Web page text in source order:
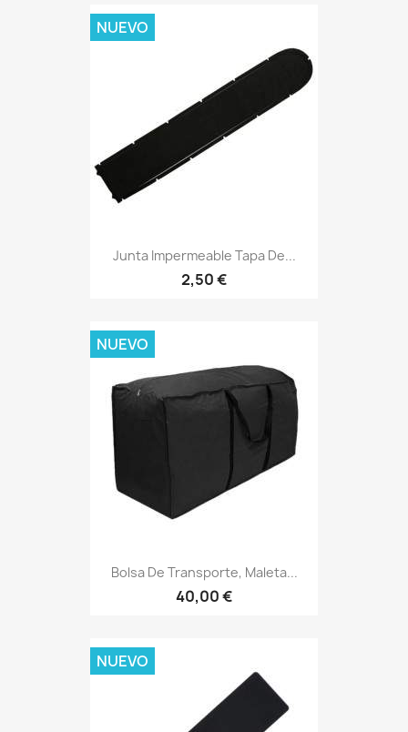
Junta Impermeable Tapa De...
2,50 €
NUEVO
Bolsa De Transporte, Maleta...
40,00 €
NUEVO
NUEVO